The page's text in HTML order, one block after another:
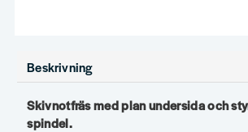
Beskrivning
Skivnotfräs med plan undersida och
spindel.